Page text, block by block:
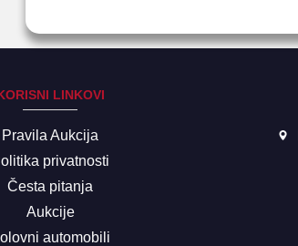
LINKOVI
Pravila Aukcija
privatnosti
Česta pitanja
Aukcije
automobili